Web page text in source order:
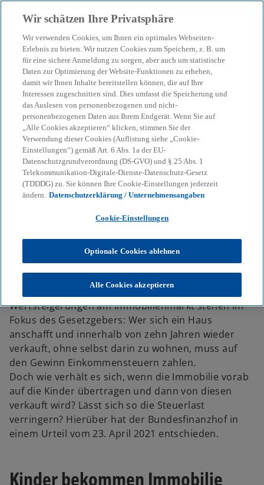
menu search
KPMG Steuertipp
Steuern sparen beim
Immobilienverkauf durch
Übertragung an die Kinder
Im Fokus: Ein Urteil des Bundesfinanzhofs zur
Verringerung der Steuerlast.
Corporate Governance & Compliance
KPMG-Steuertipps
Steuertipp: Steuern sparen beim Immobilienverkauf durch
Übertragung an die Kinder
Die Besteuerung von Spekulationen und
Wertsteigerungen am Immobilienmarkt stehen im
Fokus des Gesetzgebers: Wer sich ein Haus
anschafft und innerhalb von zehn Jahren wieder
verkauft, ohne selbst darin zu wohnen, muss auf
den Gewinn Einkommensteuern zahlen.
Doch wie verhält es sich, wenn die Immobilie vorab
auf die Kinder übertragen und dann von diesen
verkauft wird? Lässt sich so die Steuerlast
verringern? Hierüber hat der Bundesfinanzhof in
einem Urteil vom 23. April 2021 entschieden.
Kinder bekommen Immobilie
Wir schätzen Ihre Privatsphäre
Wir verwenden Cookies, um Ihnen ein optimales Webseiten-
Erlebnis zu bieten. Wir nutzen Cookies zum Speichern, z. B. um
für eine sichere Anmeldung zu sorgen, aber auch um statistische
Daten zur Optimierung der Website-Funktionen zu erheben,
damit wir Ihnen Inhalte bereitstellen können, die auf Ihre
Interessen zugeschnitten sind. Dies umfasst die Speicherung und
das Auslesen von personenbezogenen und nicht-
personenbezogenen Daten aus Ihrem Endgerät. Wenn Sie auf
„Alle Cookies akzeptieren“ klicken, stimmen Sie der
Verwendung dieser Cookies (Auflistung siehe „Cookie-
Einstellungen“) gemäß Art. 6 Abs. 1a der EU-
Datenschutzgrundverordnung (DS-GVO) und § 25 Abs. 1
Telekommunikation-Digitale-Dienste-Datenschutz-Gesetz
(TDDDG) zu. Sie können Ihre Cookie-Einstellungen jederzeit
ändern. Datenschutzerklärung / Unternehmensangaben
Cookie-Einstellungen
Optionale Cookies ablehnen
Alle Cookies akzeptieren